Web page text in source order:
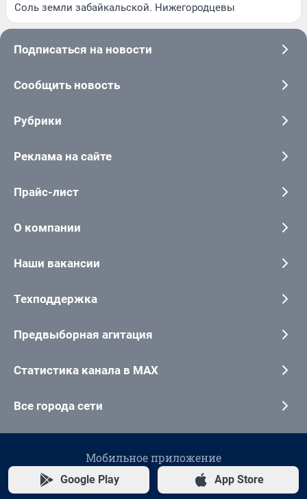
Соль земли забайкальской. Нижегородцевы
Подписаться на новости
Сообщить новость
Рубрики
Реклама на сайте
Прайс-лист
О компании
Наши вакансии
Техподдержка
Предвыборная агитация
Статистика канала в MAX
Все города сети
Мобильное приложение
Google Play App Store